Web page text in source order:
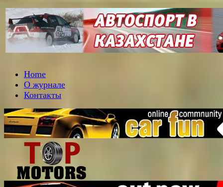
Home
О журнале
Контакты